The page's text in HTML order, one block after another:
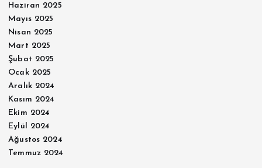
Haziran 2025
Mayıs 2025
Nisan 2025
Mart 2025
Şubat 2025
Ocak 2025
Aralık 2024
Kasım 2024
Ekim 2024
Eylül 2024
Ağustos 2024
Temmuz 2024